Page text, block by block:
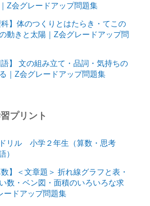
Z会グレードアップ問題集
科】体のつくりとはたらき・てこの
動きと太陽｜Z会グレードアップ問
語】 文の組み立て・品詞・気持ちの
｜Z会グレードアップ問題集
プリント
リル 小学２年生（算数・思考
）
数】＜文章題＞ 折れ線グラフと表・
数・ベン図・面積のいろいろな求
ードアップ問題集